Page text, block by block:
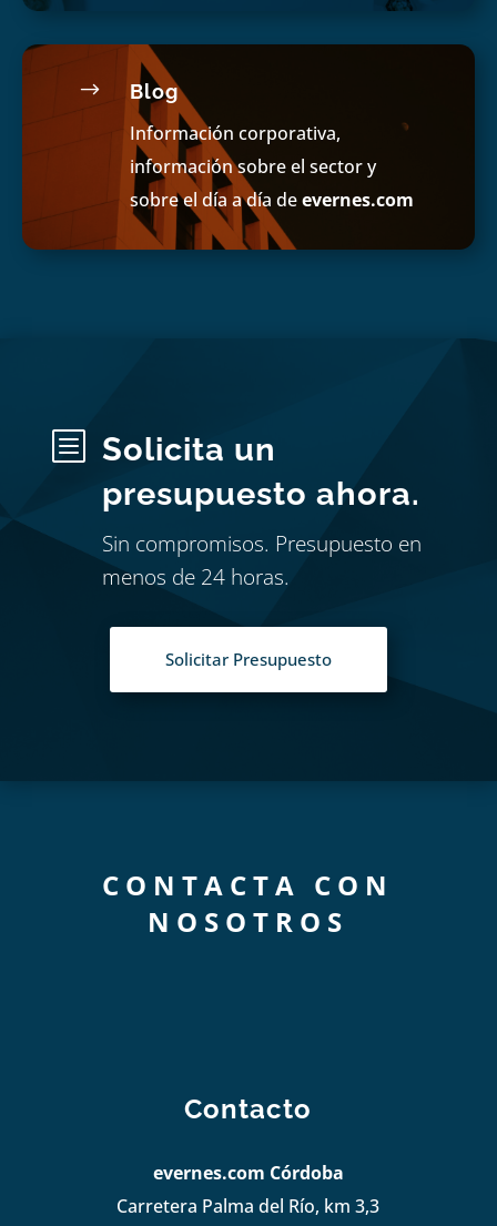
$ Blog
Información corporativa,
información sobre el sector y
sobre el día a día deevernes.com
b
Solicita un
presupuesto ahora.
Sin compromisos. Presupuesto en
menos de 24 horas.
Solicitar Presupuesto
CONTACTA CON
NOSOTROS
Contacto
evernes.com Córdoba
Carretera Palma del Río, km 3,3